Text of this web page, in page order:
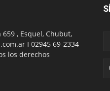
, Esquel, Chubut,
I 02945 69-2334
los derechos